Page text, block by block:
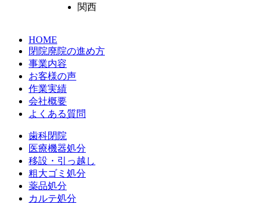
関西
HOME
閉院廃院の進め方
事業内容
お客様の声
作業実績
会社概要
よくある質問
歯科閉院
医療機器処分
移設・引っ越し
粗大ゴミ処分
薬品処分
カルテ処分